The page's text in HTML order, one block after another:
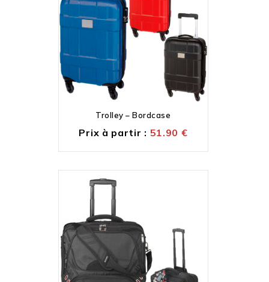
Trolley – Bordcase
Prix à partir : 51.90 €